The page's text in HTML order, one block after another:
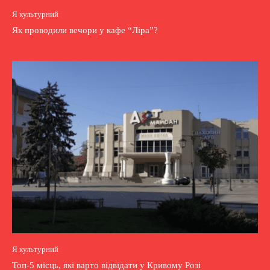
Я культурний
Як проводили вечори у кафе “Ліра”?
Я культурний
Топ-5 місць, які варто відвідати у Кривому Розі